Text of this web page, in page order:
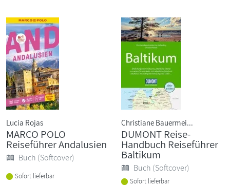
Lucia Rojas
MARCO POLO
Reiseführer Andalusien
Buch (Softcover)
Sofort lieferbar
Christiane Bauermei...
DUMONT Reise-
Handbuch Reiseführer
Baltikum
Buch (Softcover)
Sofort lieferbar